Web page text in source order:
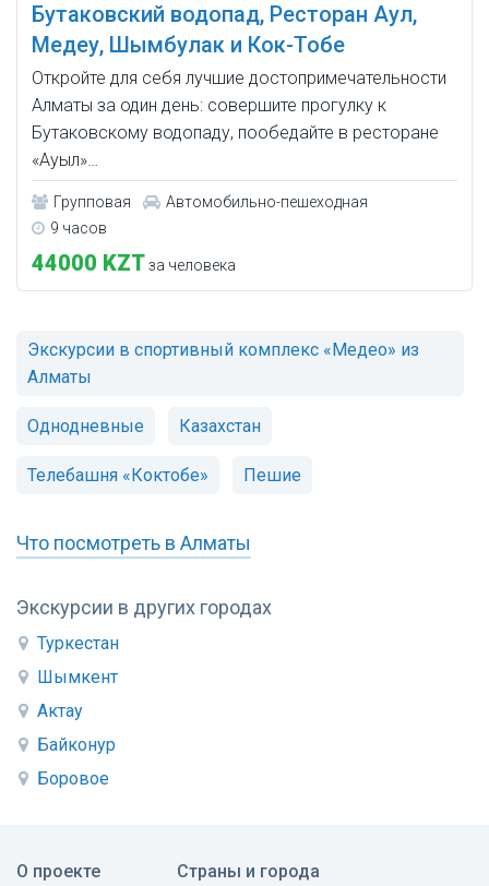
Экскурсии в других городах
Туркестан
Шымкент
Актау
Байконур
Боровое
Бутаковский водопад, Ресторан Аул,
Медеу, Шымбулак и Кок-Тобе
Откройте для себя лучшие достопримечательности
Алматы за один день: совершите прогулку к
Бутаковскому водопаду, пообедайте в ресторане
«Ауыл»…
Групповая
Автомобильно-пешеходная
9 часов
44000 KZTза человека
Экскурсии в спортивный комплекс «Медео» из
Алматы
Однодневные Казахстан
Телебашня «Коктобе» Пешие
Что посмотреть в Алматы
О проекте Страны и города